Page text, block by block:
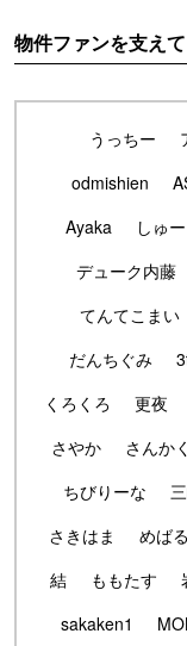
物件ファンを支え
うっちー
odmishien
Ayaka
しゅー
デューク内藤
てんてこまい
だんちぐみ
くろくろ
更夜
さやか
さんかく
ちびりーな
さきはま
めばる
結
ももたす
sakaken1